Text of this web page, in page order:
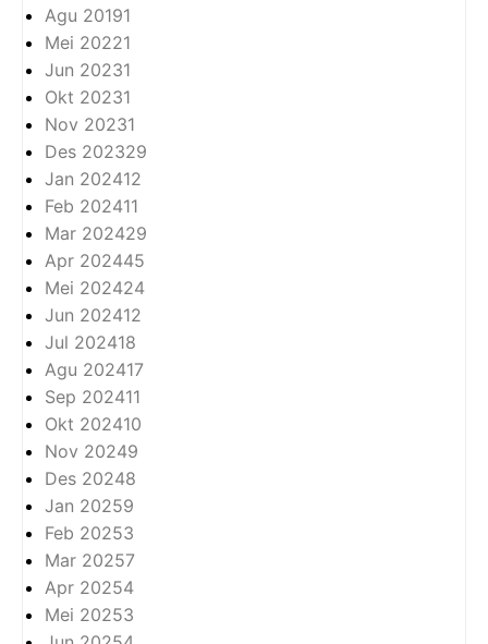
Agu 20191
Mei 20221
Jun 20231
Okt 20231
Nov 20231
Des 202329
Jan 202412
Feb 202411
Mar 202429
Apr 202445
Mei 202424
Jun 202412
Jul 202418
Agu 202417
Sep 202411
Okt 202410
Nov 20249
Des 20248
Jan 20259
Feb 20253
Mar 20257
Apr 20254
Mei 20253